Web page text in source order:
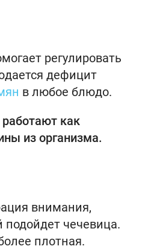
регулировать
дефицит
в любое блюдо.
как
из организма.
внимания,
подойдет чечевица.
плотная.